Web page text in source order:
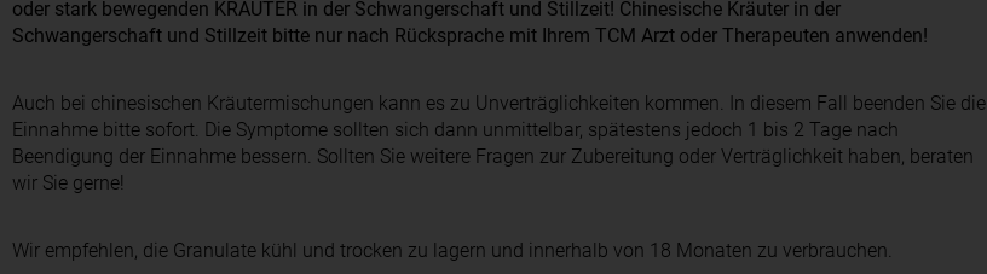
oder stark bewegenden KRÄUTER in der Schwangerschaft und Stillzeit! Chinesische Kräuter in der
Schwangerschaft und Stillzeit bitte nur nach Rücksprache mit Ihrem TCM Arzt oder Therapeuten anwenden!
Auch bei chinesischen Kräutermischungen kann es zu Unverträglichkeiten kommen. In diesem Fall beenden Sie die
Einnahme bitte sofort. Die Symptome sollten sich dann unmittelbar, spätestens jedoch 1 bis 2 Tage nach
Beendigung der Einnahme bessern. Sollten Sie weitere Fragen zur Zubereitung oder Verträglichkeit haben, beraten
wir Sie gerne!
Wir empfehlen, die Granulate kühl und trocken zu lagern und innerhalb von 18 Monaten zu verbrauchen.